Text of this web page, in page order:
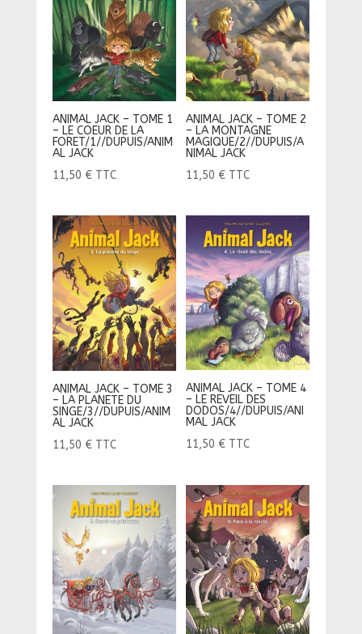
ANIMAL JACK – TOME 1
– LE COEUR DE LA
FORET/1//DUPUIS/ANIM
AL JACK
11,50 € TTC
ANIMAL JACK – TOME 2
– LA MONTAGNE
MAGIQUE/2//DUPUIS/A
NIMAL JACK
11,50 € TTC
ANIMAL JACK – TOME 3
– LA PLANETE DU
SINGE/3//DUPUIS/ANIM
AL JACK
11,50 € TTC
ANIMAL JACK – TOME 4
– LE REVEIL DES
DODOS/4//DUPUIS/ANI
MAL JACK
11,50 € TTC